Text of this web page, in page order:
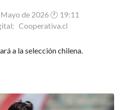
de 2026 🕐 19:11
Cooperativa.cl
a la selección chilena.